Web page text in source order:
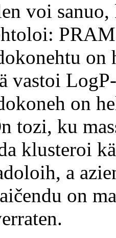
voi sanuo,
vastoi
on
tozi, ku
klusteroi
a
on